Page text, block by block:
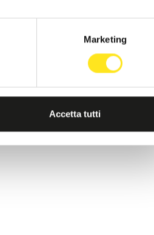
Marketing
Accetta tutti